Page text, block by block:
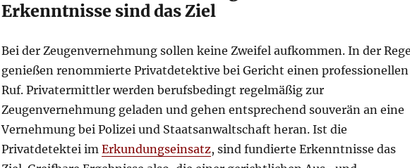
Erkenntnisse sind das Ziel
Bei der Zeugenvernehmung sollen keine Zweifel aufkommen. In der
genießen renommierte Privatdetektive bei Gericht einen professionellen
Ruf. Privatermittler werden berufsbedingt regelmäßig zur
Zeugenvernehmung geladen und gehen entsprechend souverän an eine
Vernehmung bei Polizei und Staatsanwaltschaft heran. Ist die
Privatdetektei im Erkundungseinsatz, sind fundierte Erkenntnisse das